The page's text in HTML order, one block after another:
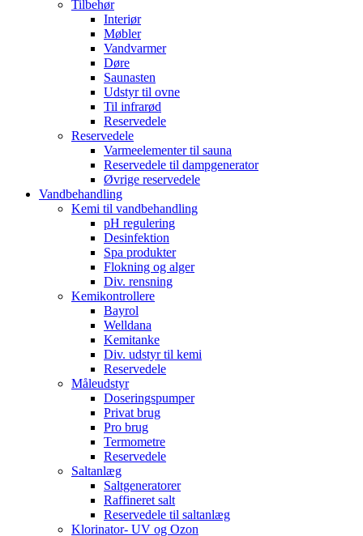
Tilbehør
Interiør
Møbler
Vandvarmer
Døre
Saunasten
Udstyr til ovne
Til infrarød
Reservedele
Reservedele
Varmeelementer til sauna
Reservedele til dampgenerator
Øvrige reservedele
Vandbehandling
Kemi til vandbehandling
pH regulering
Desinfektion
Spa produkter
Flokning og alger
Div. rensning
Kemikontrollere
Bayrol
Welldana
Kemitanke
Div. udstyr til kemi
Reservedele
Måleudstyr
Doseringspumper
Privat brug
Pro brug
Termometre
Reservedele
Saltanlæg
Saltgeneratorer
Raffineret salt
Reservedele til saltanlæg
Klorinator- UV og Ozon